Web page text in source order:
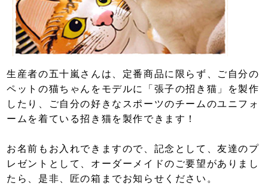
生産者の五十嵐さんは、定番商品に限らず、ご自分の
ペットの猫ちゃんをモデルに「張子の招き猫」を製作
したり、ご自分の好きなスポーツのチームのユニフォ
ームを着ている招き猫を製作できます！
お名前もお入れできますので、記念として、友達のプ
レゼントとして、オーダーメイドのご要望がありまし
たら、是非、匠の箱までお知らせください。